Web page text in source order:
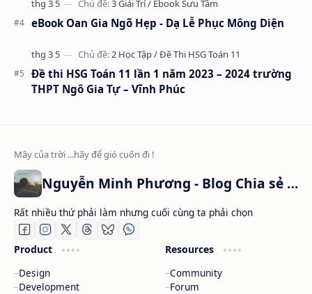
eBook Oan Gia Ngõ Hẹp - Dạ Lễ Phục Mông Diện
Đề thi HSG Toán 11 lần 1 năm 2023 – 2024 trường
THPT Ngô Gia Tự – Vĩnh Phúc
Nguyễn Minh Phương - Blog Chia sẻ Kiến thức Chứng khoán & Tài liệu Toán học
Rất nhiều thứ phải làm nhưng cuối cùng ta phải chọn
Product
Design
Development
Resources
Community
Forum